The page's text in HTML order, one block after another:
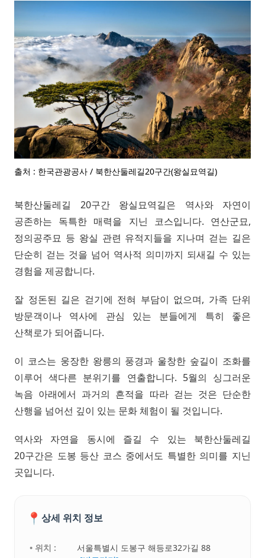
출처 : 한국관광공사 / 북한산둘레길20구간(왕실묘역길)
북한산둘레길 20구간 왕실묘역길은 역사와 자연이
공존하는 독특한 매력을 지닌 코스입니다. 연산군묘,
정의공주묘 등 왕실 관련 유적지들을 지나며 걷는 길은
단순히 걷는 것을 넘어 역사적 의미까지 되새길 수 있는
경험을 제공합니다.
잘 정돈된 길은 걷기에 전혀 부담이 없으며, 가족 단위
방문객이나 역사에 관심 있는 분들에게 특히 좋은
산책로가 되어줍니다.
이 코스는 웅장한 왕릉의 풍경과 울창한 숲길이 조화를
이루어 색다른 분위기를 연출합니다. 5월의 싱그러운
녹음 아래에서 과거의 흔적을 따라 걷는 것은 단순한
산행을 넘어선 깊이 있는 문화 체험이 될 것입니다.
역사와 자연을 동시에 즐길 수 있는 북한산둘레길
20구간은 도봉 등산 코스 중에서도 특별한 의미를 지닌
곳입니다.
📍 상세 위치 정보
• 위치 :
서울특별시 도봉구 해등로32가길 88